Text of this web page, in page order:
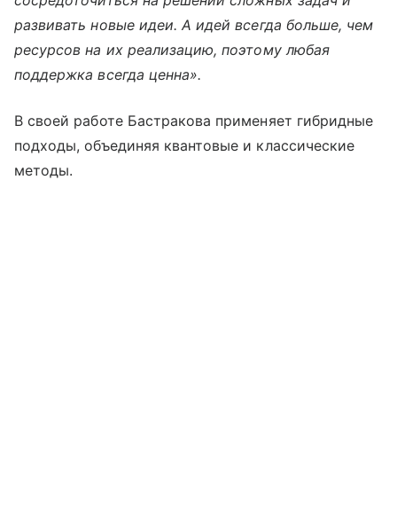
развивать новые идеи. А идей всегда больше, чем
ресурсов на их реализацию, поэтому любая
поддержка всегда ценна».
В своей работе Бастракова применяет гибридные
подходы, объединяя квантовые и классические
методы.